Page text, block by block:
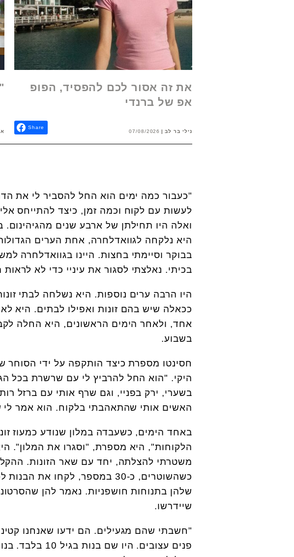
את זה אסור לכם להפסיד, הפופ
אפ של ברנדי
נילי בר לב 07/08/2026
Share
"כעבור כמה ימים הוא החל להסביר לי את
לעשות עם לקוח וכמה זמן, כיצד להתייחס
ואלה היו תחילתן של ארבע שנים
בבוקר וסיימתי בחצות. היינו בגוואדלחרה
בכיתי. נאלצתי לסגור את עיניי כדי לא
היו הרבה ערים נוספות. היא נשלחה לבתי
ככאלה שיש בהם זונות ואפילו לבתים. היא
בשבוע.
חסינטו מספרת כיצד הותקפה על ידי
היקי. "הוא החל להרביץ לי עם שרשרת בכל
בשערי, ירק בפניי, וגם שרף אותי עם ברזל
האשים אותי שהתאהבתי בלקוח. הוא אמר לי
באחד הימים, כשעבדה במלון שנודע כמעוז
הלקוחות", היא מספרת, "וסגרו את המלון".
משטרתי להצלתה, יחד עם שאר הזונות.
כשהשוטרים, כ-30 במספר, לקחו
שלהן בתנוחות חושפניות. נאמר להן
שיידרשו.
"חשבתי שהם מגעילים. הם ידעו שאנחנו
פנים עצובים.